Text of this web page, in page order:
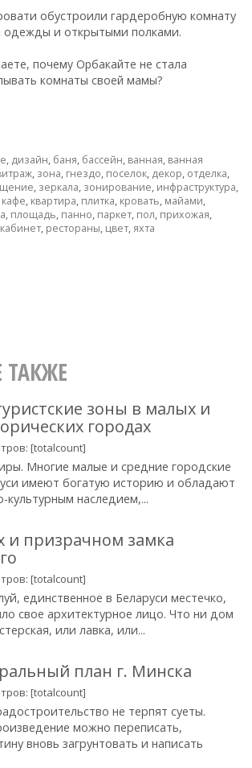
обустроили гардеробную комнату
одежды и открытыми полками.
почему Орбакайте не стала
комнаты своей мамы?
, дизайн, баня, бассейн, ванная, ванная
, зона, гнездо, поселок, декор, отделка,
, зеркала, зонирование, инфраструктура,
кафе, квартира, плитка, кровать, майами,
, площадь, панно, паркет, пол, прихожая,
, рестораны, цвет, яхта
ТАКЖЕ
зоны в малых и
городах
[totalcount]
Многие малые и средние городские
имеют богатую историю и обладают
культурным наследием,...
и призрачном замка
[totalcount]
единственное в Беларуси местечко,
свое архитектурное лицо. Что ни дом
или лавка, или...
план г. Минска
[totalcount]
не терпят суеты.
можно переписать,
вновь загрунтовать и написать